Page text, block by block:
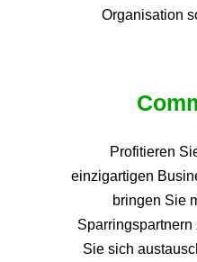
Organisation
Profitieren
einzigartigen
bringen Sie
Sie sich